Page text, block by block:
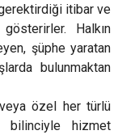
itibar ve
gösterirler. Halkın
şüphe yaratan
bulunmaktan
özel her türlü
bilinciyle hizmet